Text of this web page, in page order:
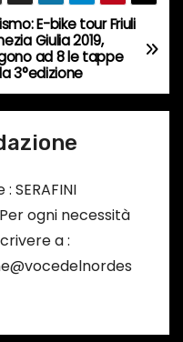
E-bike tour Friuli
Giulia 2019,
ad 8 le tappe
3°edizione
SERAFINI
ogni necessità
a :